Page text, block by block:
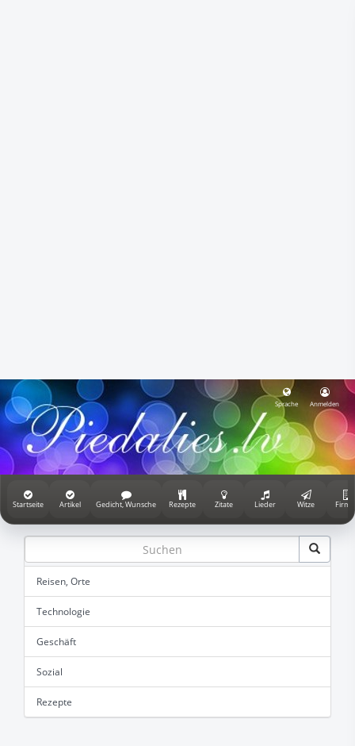
Sprache Anmelden
Startseite Artikel Gedicht, Wunsche Rezepte Zitate Lieder Witze
Reisen, Orte
Technologie
Geschäft
Sozial
Rezepte